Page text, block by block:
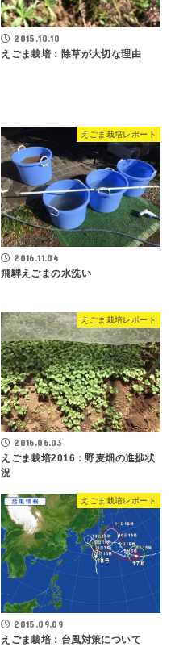
2015.10.10
えごま栽培：除草が大切な理由
えごま栽培レポート
2016.11.04
飛騨えごまの水洗い
えごま栽培レポート
2016.06.03
えごま栽培2016：野麦畑の進捗状
況
えごま栽培レポート
2015.09.09
えごま栽培：台風対策について